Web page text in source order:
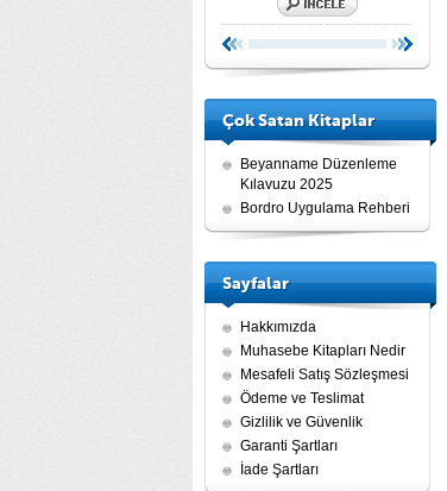
Çok Satan Kitaplar
Beyanname Düzenleme
Kılavuzu 2025
Bordro Uygulama Rehberi
Sayfalar
Hakkımızda
Muhasebe Kitapları Nedir
Mesafeli Satış Sözleşmesi
Ödeme ve Teslimat
Gizlilik ve Güvenlik
Garanti Şartları
İade Şartları